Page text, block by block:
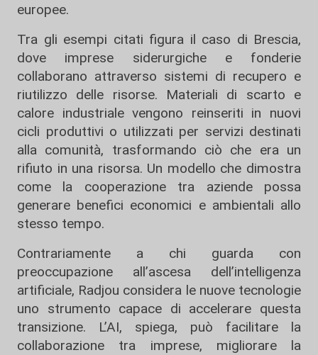
europee.
Tra gli esempi citati figura il caso di Brescia,
dove imprese siderurgiche e fonderie
collaborano attraverso sistemi di recupero e
riutilizzo delle risorse. Materiali di scarto e
calore industriale vengono reinseriti in nuovi
cicli produttivi o utilizzati per servizi destinati
alla comunità, trasformando ciò che era un
rifiuto in una risorsa. Un modello che dimostra
come la cooperazione tra aziende possa
generare benefici economici e ambientali allo
stesso tempo.
Contrariamente a chi guarda con
preoccupazione all’ascesa dell’intelligenza
artificiale, Radjou considera le nuove tecnologie
uno strumento capace di accelerare questa
transizione. L’AI, spiega, può facilitare la
collaborazione tra imprese, migliorare la